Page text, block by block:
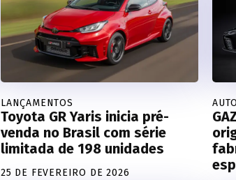
LANÇAMENTOS
Toyota GR Yaris inicia pré-
venda no Brasil com série
limitada de 198 unidades
25 DE FEVEREIRO DE 2026